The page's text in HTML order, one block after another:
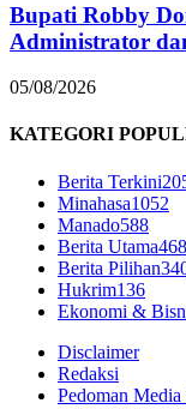
Bupati Robby
Administrator
05/08/2026
KATEGORI
Berita Terkini
Minahasa1052
Manado588
Berita Utama468
Berita Pilihan
Hukrim136
Ekonomi &
Disclaimer
Redaksi
Pedoman Media